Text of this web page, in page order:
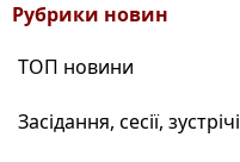
Рубрики новин
ТОП новини
Засідання, сесії, зустрічі